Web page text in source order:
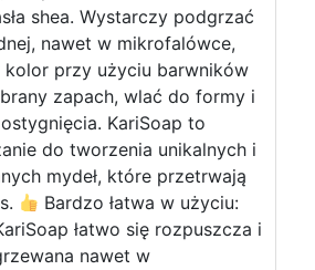
shea. Wystarczy podgrzać
nawet w mikrofalówce,
kolor przy użyciu barwników
zapach, wlać do formy i
KariSoap to
do tworzenia unikalnych i
mydeł, które przetrwają
Bardzo łatwa w użyciu:
łatwo się rozpuszcza i
nawet w